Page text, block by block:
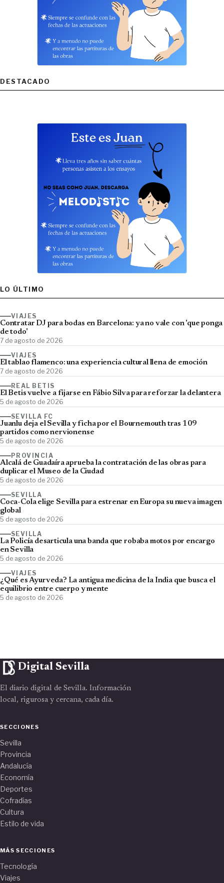
DESTACADO
LO ÚLTIMO
VIAJES
Contratar DJ para bodas en Barcelona: ya no vale con 'que ponga
de todo'
7 de agosto de 2026
VIAJES
El tablao flamenco: una experiencia cultural llena de emoción
7 de agosto de 2026
REAL BETIS
El Betis vuelve a fijarse en Fábio Silva para reforzar la delantera
5 de agosto de 2026
SEVILLA FC
Juanlu deja el Sevilla y ficha por el Bournemouth tras 109
partidos como nervionense
5 de agosto de 2026
PROVINCIA
Alcalá de Guadaíra aprueba la contratación de las obras para
duplicar el Museo de la Ciudad
5 de agosto de 2026
SEVILLA
Coca-Cola elige Sevilla para estrenar en Europa su nueva imagen
global
5 de agosto de 2026
SEVILLA
La Policía desarticula una banda que robaba motos por encargo
en Sevilla
5 de agosto de 2026
VIAJES
¿Qué es Ayurveda? La antigua medicina de la India que busca el
equilibrio entre cuerpo y mente
5 de agosto de 2026
Digital Sevilla
El diario digital de Sevilla. Información
local, rigurosa y cercana, cada día.
SECCIONES
Sevilla
Provincia
Andalucía
Economía
Deportes
Cofradías
Cultura
Estilo de vida
MÁS SECCIONES
Tecnología
Viajes